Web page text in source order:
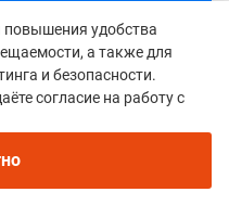
удобства
а также для
и безопасности.
согласие на работу с